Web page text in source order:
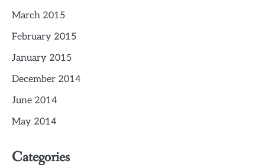
March 2015
February 2015
January 2015
December 2014
June 2014
May 2014
Categories